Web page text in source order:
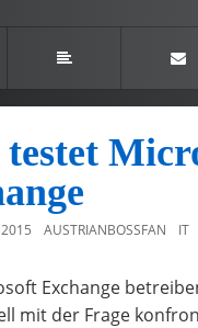
AUSTRIANBOSSFAN IT
Exchange
mit der Frage